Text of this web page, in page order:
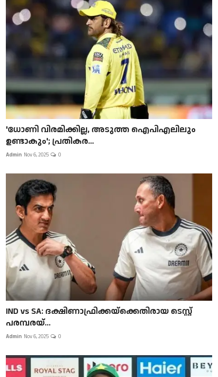
'ധോണി വിരമിക്കില്ല, അടുത്ത ഐപിഎലിലും
ഉണ്ടാകും'; പ്രതികര...
Admin Nov 6, 2025 0
IND vs SA: ദക്ഷിണാഫ്രിക്കയ്‌ക്കെതിരായ ടെസ്റ്റ്
പരമ്പരയ്...
Admin Nov 6, 2025 0